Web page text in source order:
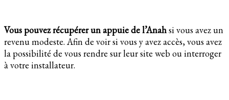
Vous pouvez récupérer un appuie de l’Anahsi vous avez un
revenu modeste. Afin de voir si vous y avez accès, vous avez
la possibilité de vous rendre sur leur site web ou interroger
à votre installateur.